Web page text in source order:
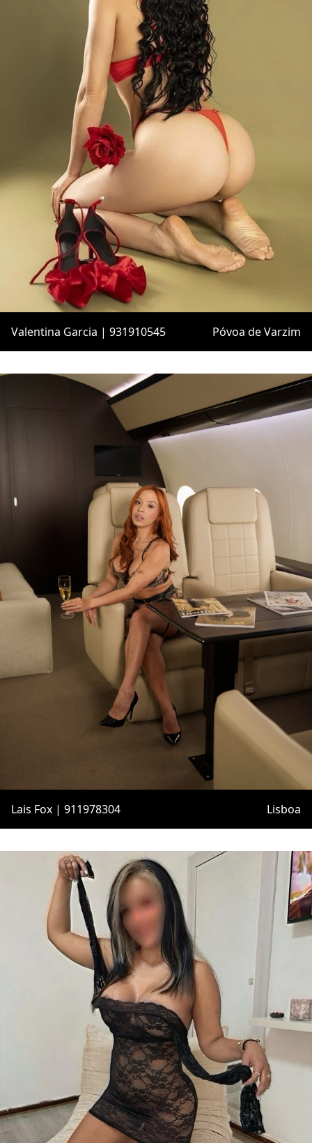
Valentina Garcia | 931910545 Póvoa de Varzim
Lais Fox | 911978304 Lisboa